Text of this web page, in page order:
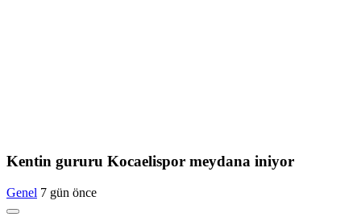
Kentin gururu Kocaelispor meydana iniyor
Genel 7 gün önce